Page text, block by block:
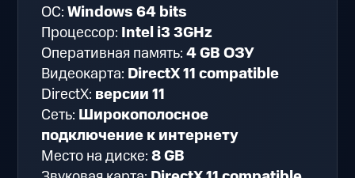
ОС:Windows 64 bits
Процессор: Intel i3 3GHz
Оперативная память:4 GB ОЗУ
Видеокарта: DirectX 11 compatible
DirectX: версии 11
Сеть: Широкополосное
подключение к интернету
Место на диске:8 GB